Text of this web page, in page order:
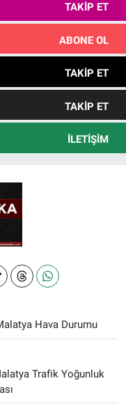
TAKIP ET
ABONE OL
TAKIP ET
TAKIP ET
İLETIŞIM
Hava Durumu
Trafik Yoğunluk